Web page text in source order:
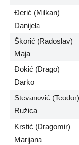
Đerić (Milkan)
Danijela
Škorić (Radoslav)
Maja
Đokić (Drago)
Darko
Stevanović (Teodor)
Ružica
Krstić (Dragomir)
Marijana